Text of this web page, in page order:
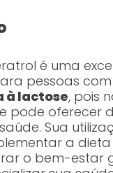
é uma
pessoas com
lactose, pois
pode oferecer
Sua
a
o bem-estar